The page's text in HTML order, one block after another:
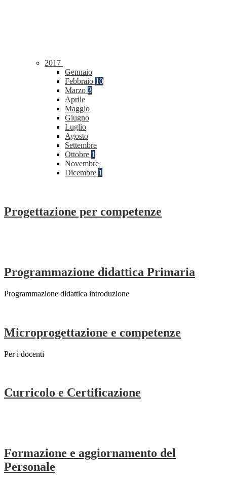
2017
Gennaio
Febbraio 10
Marzo 3
Aprile
Maggio
Giugno
Luglio
Agosto
Settembre
Ottobre 1
Novembre
Dicembre 1
Progettazione per competenze
Programmazione didattica Primaria
Programmazione didattica introduzione
Microprogettazione e competenze
Per i docenti
Curricolo e Certificazione
Formazione e aggiornamento del
Personale